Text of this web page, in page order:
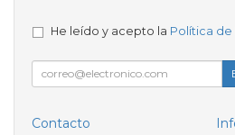
He leído y acepto la Política de
Contacto